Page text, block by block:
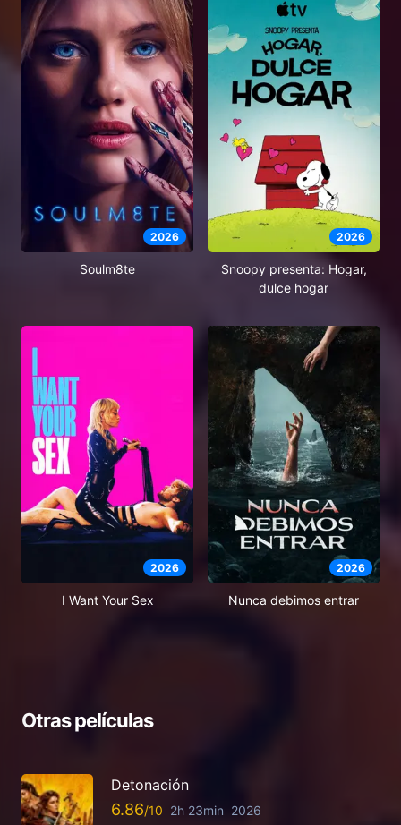
2026
Soulm8te
2026
Snoopy presenta: Hogar,
dulce hogar
2026
I Want Your Sex
2026
Nunca debimos entrar
Otras películas
Detonación
6.86 2h 23min 2026